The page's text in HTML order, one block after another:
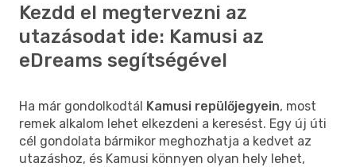
Kezdd el megtervezni az
utazásodat ide: Kamusi az
eDreams segítségével
Ha már gondolkodtál Kamusi repülőjegyein, most
remek alkalom lehet elkezdeni a keresést. Egy új úti
cél gondolata bármikor meghozhatja a kedvet az
utazáshoz, és Kamusi könnyen olyan hely lehet,